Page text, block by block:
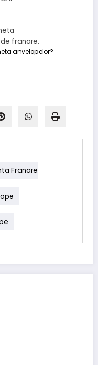
Franare